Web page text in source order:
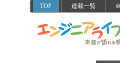
TOP 連載一覧